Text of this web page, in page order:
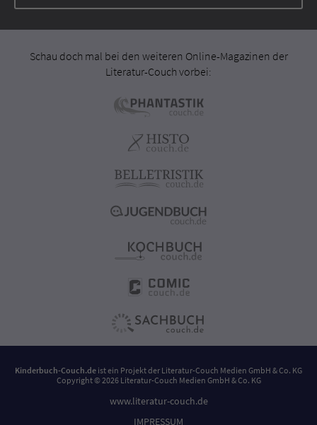
Schau doch mal bei den weiteren Online-Magazinen der
Literatur-Couch vorbei:
Kinderbuch-Couch.de ist ein Projekt der Literatur-Couch Medien GmbH & Co. KG
Copyright © 2026 Literatur-Couch Medien GmbH & Co. KG
www.literatur-couch.de
IMPRESSUM